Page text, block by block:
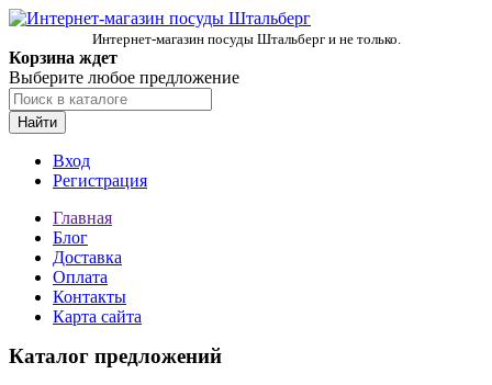
Интернет-магазин посуды Штальберг и не только.
Корзина ждет
Выберите любое предложение
Найти
Вход
Регистрация
Главная
Блог
Доставка
Оплата
Контакты
Карта сайта
Каталог предложений